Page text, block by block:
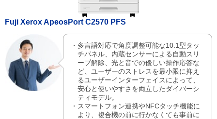
Fuji Xerox ApeosPort C2570 PFS
多言語対応で角度調整可能な10.1型タッ
チパネル、内蔵センサーによる自動スリ
ープ解除、光と音での優しい操作応答な
ど、ユーザーのストレスを最小限に抑え
るユーザーインターフェイスによって、
安心と使いやすさを両立したダイバーシ
ティモデル。
スマートフォン連携やNFCタッチ機能に
より、複合機の前に行かなくても事前に